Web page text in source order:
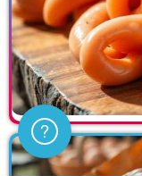
Assistenza